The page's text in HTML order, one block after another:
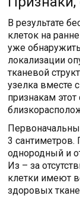
В результате
клеток на
уже
локализации
тканевой
узелка вместе
признакам этот
3 сантиметров.
однородный и
Из – за
клетки имеют
здоровых